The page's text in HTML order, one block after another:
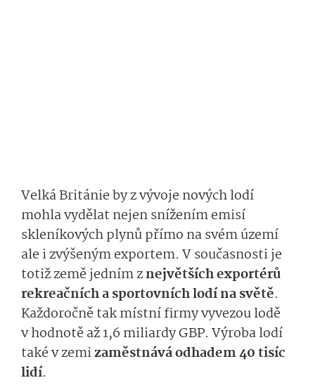
Velká Británie by z vývoje nových lodí
mohla vydělat nejen snížením emisí
skleníkových plynů přímo na svém území
ale i zvýšeným exportem. V současnosti je
totiž země jedním znejvětších exportérů
rekreačních a sportovních lodí na světě.
Každoročně tak místní firmy vyvezou lodě
v hodnotě až 1,6 miliardy GBP. Výroba lodí
také v zemizaměstnává odhadem 40 tisíc
lidí.